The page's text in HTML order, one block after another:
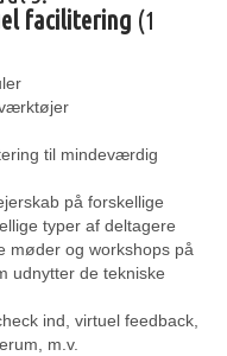
facilitering (1
til mindeværdig
på forskellige
typer af deltagere
møder og workshops på
udnytter de tekniske
ind, virtuel feedback,
m.v.